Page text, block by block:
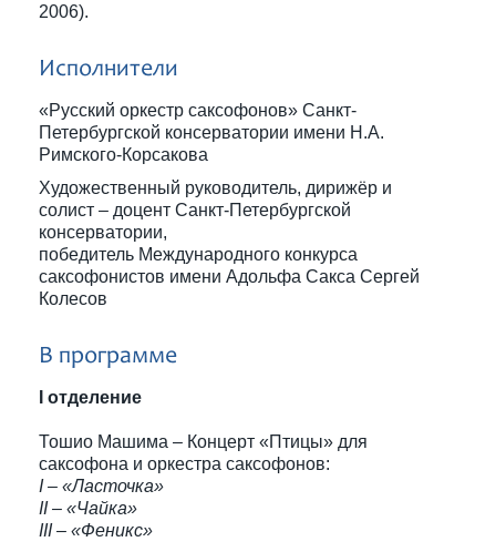
2006).
Исполнители
«Русский оркестр саксофонов» Санкт-
Петербургской консерватории имени Н.А.
Римского-Корсакова
Художественный руководитель, дирижёр и
солист – доцент Санкт-Петербургской
консерватории,
победитель Международного конкурса
саксофонистов имени Адольфа Сакса Сергей
Колесов
В программе
I отделение
Тошио Машима – Концерт «Птицы» для
саксофона и оркестра саксофонов:
I – «Ласточка»
II – «Чайка»
III – «Феникс»